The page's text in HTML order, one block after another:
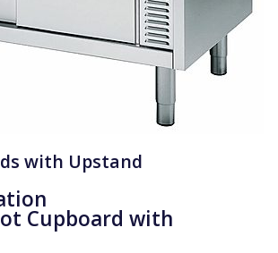
with Upstand
Cupboard with